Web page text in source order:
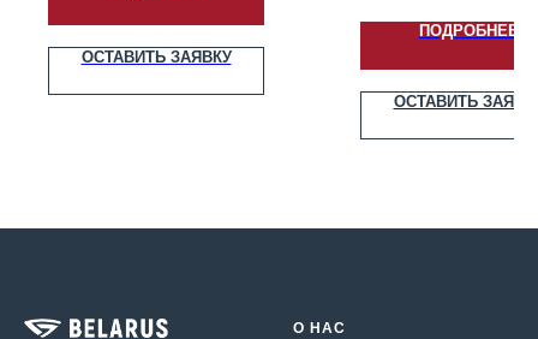
ОСТАВИТЬ ЗАЯВКУ
ПОДРОБНЕЕ
ОСТАВИТЬ
О НАС